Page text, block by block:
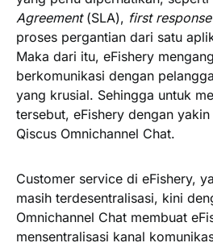
Agreement(SLA), first
proses pergantian dari satu
Maka dari itu, eFishery
berkomunikasi dengan
yang krusial. Sehingga untuk
tersebut, eFishery dengan
Qiscus Omnichannel Chat.
Customer service di eFishery,
masih terdesentralisasi, kini
Omnichannel Chat membuat
mensentralisasi kanal